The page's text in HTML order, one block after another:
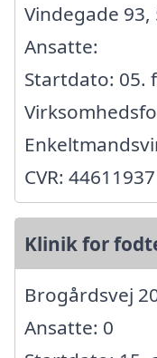
Vindegade 93,
Ansatte:
Startdato: 05.
CVR: 44611937
Klinik for
Brogårdsvej
Ansatte: 0